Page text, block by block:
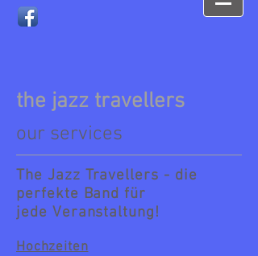
our services
The Jazz Travellers - die
perfekte Band für
jede Veranstaltung!
Hochzeiten
the jazz travellers